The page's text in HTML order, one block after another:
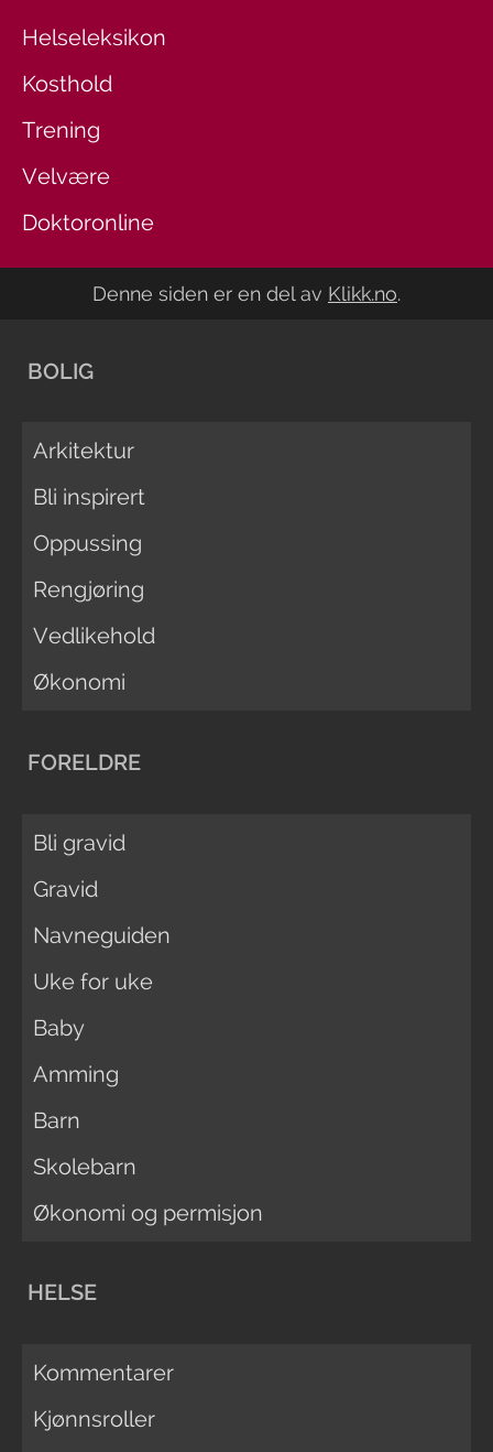
Helseleksikon
Kosthold
Trening
Velvære
Doktoronline
Denne siden er en del av Klikk.no.
BOLIG
Arkitektur
Bli inspirert
Oppussing
Rengjøring
Vedlikehold
Økonomi
FORELDRE
Bli gravid
Gravid
Navneguiden
Uke for uke
Baby
Amming
Barn
Skolebarn
Økonomi og permisjon
HELSE
Kommentarer
Kjønnsroller